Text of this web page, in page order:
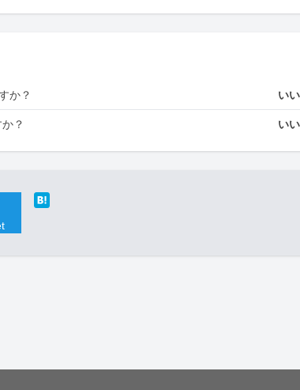
か？ い
？ い